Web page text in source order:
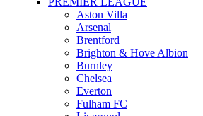
Aston Villa
Arsenal
Brentford
Brighton & Hove Albion
Burnley
Chelsea
Everton
Fulham FC